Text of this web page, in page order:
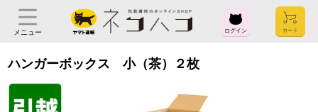
メニュー ログイン
ログイン 見積履歴
ハンガーボックス 小（茶）２枚